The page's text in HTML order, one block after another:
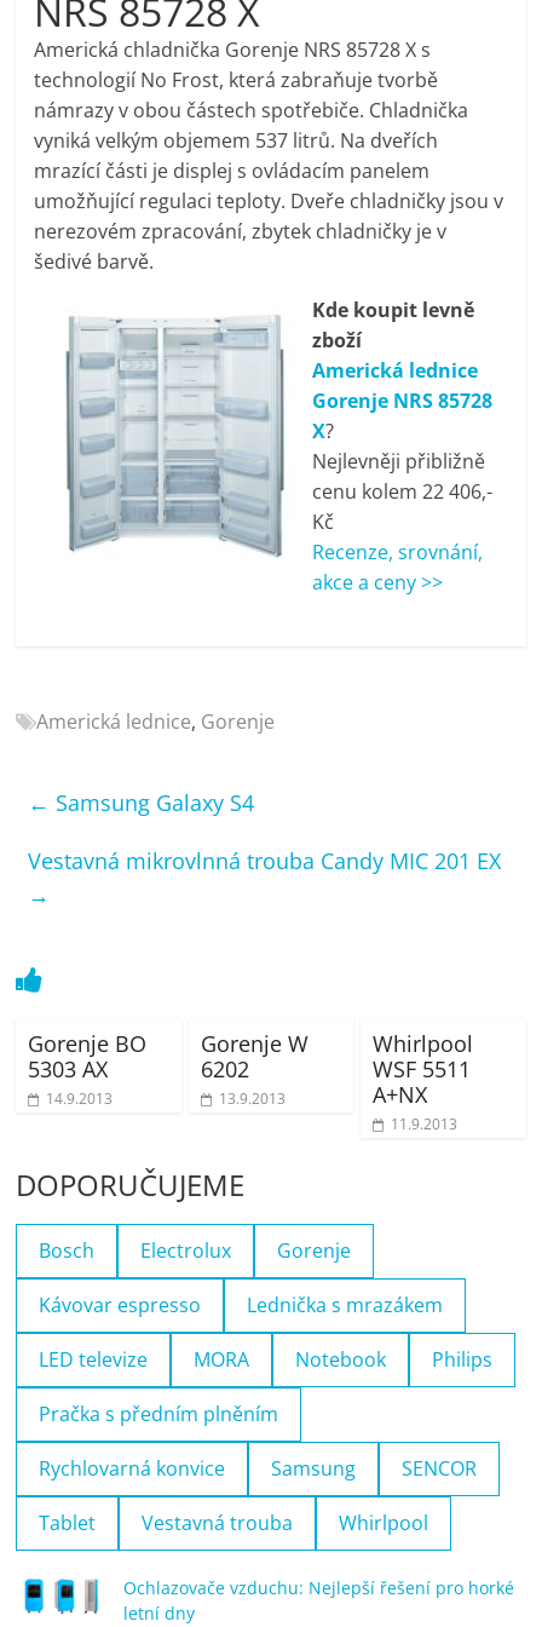
pračky,
televize,
notebooky,
mobilní
telefony,
kávovary,
bazény
Nejlepší
elektronika
porovnání
notebooky,
telefony,
kávovary,
bazény
NRS 85728 X
Americká chladnička Gorenje NRS 85728 X s
technologií No Frost, která zabraňuje tvorbě
námrazy v obou částech spotřebiče. Chladnička
vyniká velkým objemem 537 litrů. Na dveřích
mrazící části je displej s ovládacím panelem
umožňující regulaci teploty. Dveře chladničky jsou v
nerezovém zpracování, zbytek chladničky je v
šedivé barvě.
Kde koupit levně
zboží
Americká lednice
Gorenje NRS 85728
X?
Nejlevněji přibližně
cenu kolem 22 406,-
Kč
Recenze, srovnání,
akce a ceny >>
Americká lednice, Gorenje
← Samsung Galaxy S4
Vestavná mikrovlnná trouba Candy MIC 201 EX
→
Gorenje BO
5303 AX
14.9.2013
Gorenje W
6202
13.9.2013
Whirlpool
WSF 5511
A+NX
11.9.2013
DOPORUČUJEME
Bosch Electrolux Gorenje
Kávovar espresso Lednička s mrazákem
LED televize MORA Notebook Philips
Pračka s předním plněním
Rychlovarná konvice Samsung SENCOR
Tablet Vestavná trouba Whirlpool
Ochlazovače vzduchu: Nejlepší řešení pro horké
letní dny